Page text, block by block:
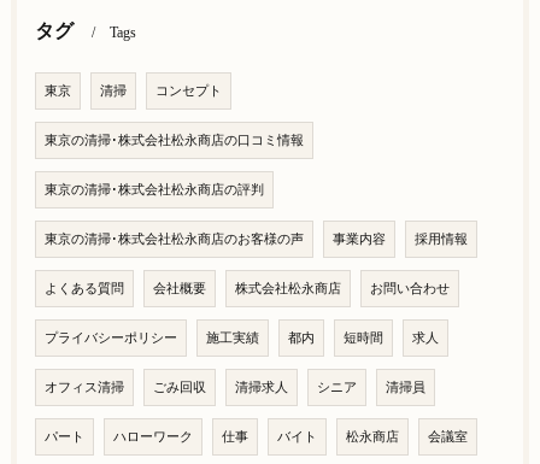
タグ Tags
東京 清掃 コンセプト
東京の清掃･株式会社松永商店の口コミ情報
東京の清掃･株式会社松永商店の評判
東京の清掃･株式会社松永商店のお客様の声 事業内容 採用情報
よくある質問 会社概要 株式会社松永商店 お問い合わせ
プライバシーポリシー 施工実績 都内 短時間 求人
オフィス清掃 ごみ回収 清掃求人 シニア 清掃員
パート ハローワーク 仕事 バイト 松永商店 会議室